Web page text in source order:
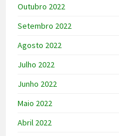
Outubro 2022
Setembro 2022
Agosto 2022
Julho 2022
Junho 2022
Maio 2022
Abril 2022